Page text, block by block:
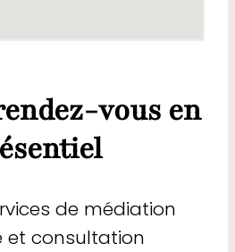
vous en
de médiation
et consultation